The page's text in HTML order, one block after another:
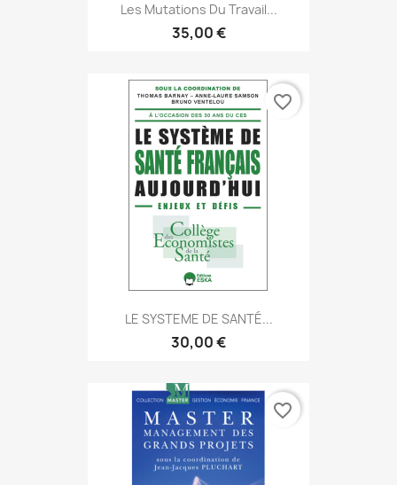
Les Mutations Du Travail...
35,00 €
LE SYSTEME DE SANTÉ...
30,00 €
favorite_border
favorite_border